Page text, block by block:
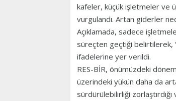
kafeler, küçük işletmeler ve
vurgulandı. Artan giderler
Açıklamada, sadece
süreçten geçtiği belirtilerek,
ifadelerine yer verildi.
RES-BİR, önümüzdeki
üzerindeki yükün daha da
sürdürülebilirliği